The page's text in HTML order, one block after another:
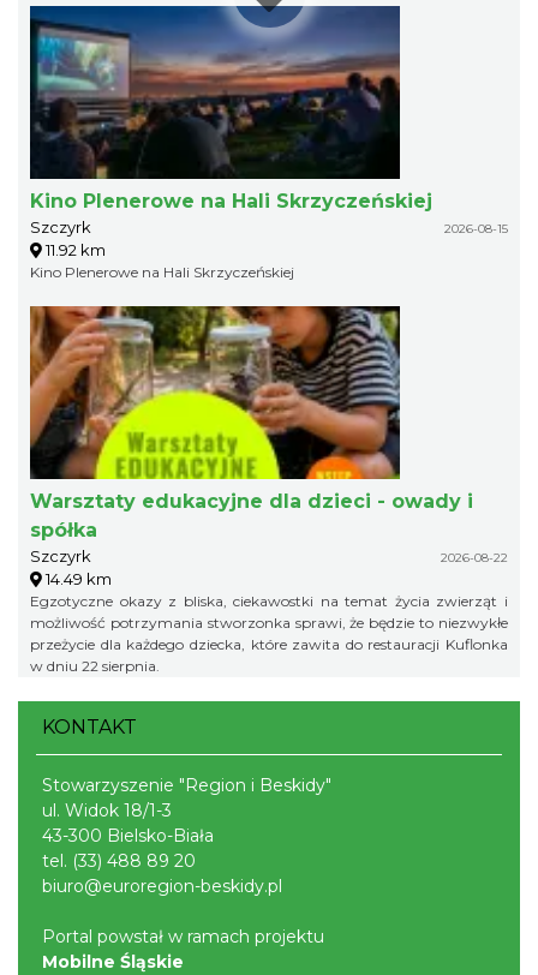
Kino Plenerowe na Hali Skrzyczeńskiej
Szczyrk 2026-08-15
11.92 km
Kino Plenerowe na Hali Skrzyczeńskiej
Warsztaty edukacyjne dla dzieci - owady i
spółka
Szczyrk 2026-08-22
14.49 km
Egzotyczne okazy z bliska, ciekawostki na temat życia zwierząt i
możliwość potrzymania stworzonka sprawi, że będzie to niezwykłe
przeżycie dla każdego dziecka, które zawita do restauracji Kuflonka
w dniu 22 sierpnia.
KONTAKT
Stowarzyszenie "Region i Beskidy"
ul. Widok 18/1-3
43-300 Bielsko-Biała
tel. (33) 488 89 20
biuro@euroregion-beskidy.pl
Portal powstał w ramach projektu
Mobilne Śląskie